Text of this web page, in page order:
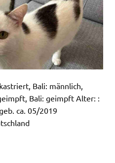
Bali: männlich,
Bali: geimpft Alter: :
ca. 05/2019